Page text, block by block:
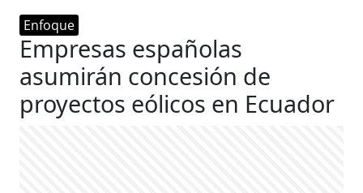
Enfoque
Empresas españolas
asumirán concesión de
proyectos eólicos en Ecuador